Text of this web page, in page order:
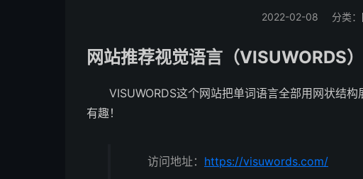
2022-02-08 分类：
网站推荐视觉语言（VISUWORDS）
VISUWORDS这个网站把单词语言全部用网状结
有趣！
访问地址： https://visuwords.com/